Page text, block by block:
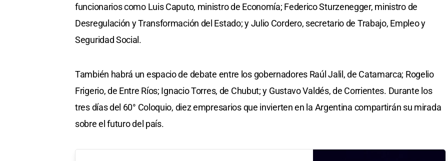
funcionarios como Luis Caputo, ministro de Economía; Federico Sturzenegger, ministro de
Desregulación y Transformación del Estado; y Julio Cordero, secretario de Trabajo, Empleo y
Seguridad Social.
También habrá un espacio de debate entre los gobernadores Raúl Jalil, de Catamarca; Rogelio
Frigerio, de Entre Ríos; Ignacio Torres, de Chubut; y Gustavo Valdés, de Corrientes. Durante los
tres días del 60° Coloquio, diez empresarios que invierten en la Argentina compartirán su mirada
sobre el futuro del país.